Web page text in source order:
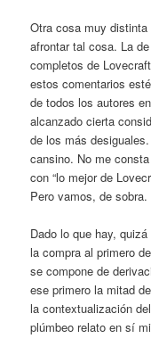
Otra cosa muy
afrontar tal cosa. La
completos de
estos comentarios
de todos los autores
alcanzado cierta
de los más
cansino. No me
con “lo mejor de
Pero vamos, de sobra.
Dado lo que hay,
la compra al primero
se compone de
ese primero la mitad
la contextualización
plúmbeo relato en sí